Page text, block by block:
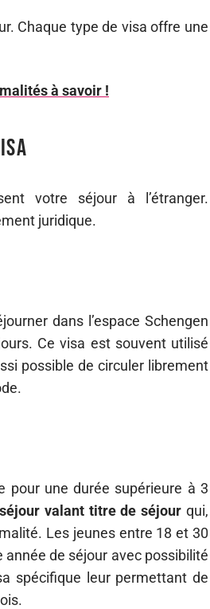
Chaque type de visa offre une
à savoir !
votre séjour à l’étranger.
juridique.
dans l’espace Schengen
Ce visa est souvent utilisé
possible de circuler librement
pour une durée supérieure à 3
valant titre de séjour qui,
Les jeunes entre 18 et 30
année de séjour avec possibilité
spécifique leur permettant de